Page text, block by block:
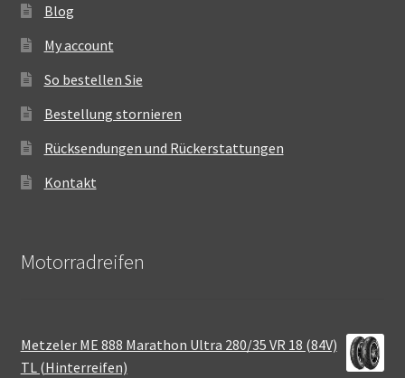
Blog
My account
So bestellen Sie
Bestellung stornieren
Rücksendungen und Rückerstattungen
Kontakt
Motorradreifen
Metzeler ME 888 Marathon Ultra 280/35 VR 18 (84V)
TL (Hinterreifen)